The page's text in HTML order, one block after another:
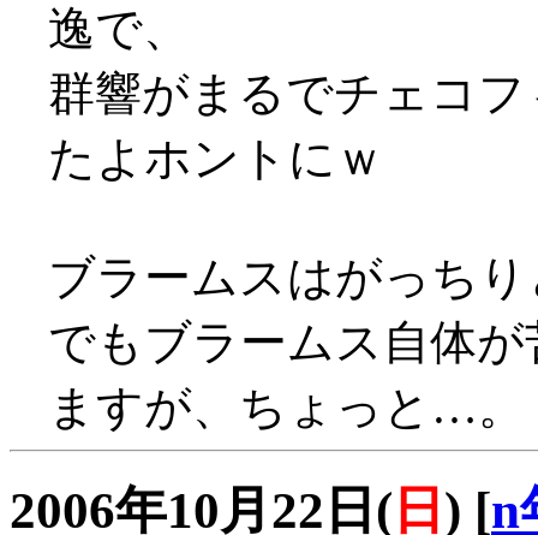
逸で、
群響がまるでチェコ
たよホントにｗ
ブラームスはがっち
でもブラームス自体
ますが、ちょっと…。
2006年10月22日( 日 ) [n